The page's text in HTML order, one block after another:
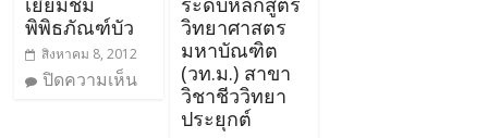
พิพิธภัณฑ์บัว
สิงหาคม 8, 2012
ปิดความเห็น
วิทยาศาสตร
มหาบัณฑิต
(วท.ม.) สาขา
วิชาชีววิทยา
ประยุกต์